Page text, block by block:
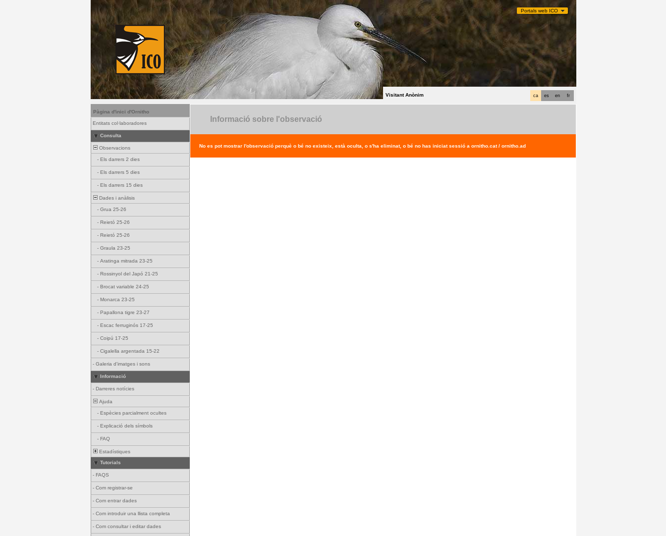
Portals web ICO
fr
en
es
ca
Visitant Anònim
Pàgina d'inici d'Ornitho
Entitats col·laboradores
Consulta
Observacions
- Els darrers 2 dies
- Els darrers 5 dies
- Els darrers 15 dies
Dades i anàlisis
- Grua 25-26
- Reietó 25-26
- Reietó 25-26
- Graula 23-25
- Aratinga mitrada 23-25
- Rossinyol del Japó 21-25
- Brocat variable 24-25
- Monarca 23-25
- Papallona tigre 23-27
- Escac ferruginós 17-25
- Coipú 17-25
- Cigalella argentada 15-22
- Galeria d'imatges i sons
Informació
- Darreres notícies
Ajuda
- Espècies parcialment ocultes
- Explicació dels símbols
- FAQ
Estadístiques
Tutorials
- FAQS
- Com registrar-se
- Com entrar dades
- Com introduir una llista completa
- Com consultar i editar dades
Informació sobre l'observació
No es pot mostrar l'observació perquè o bé no existeix, està oculta, o s'ha eliminat, o bé no has iniciat sessió a ornitho.cat / ornitho.ad